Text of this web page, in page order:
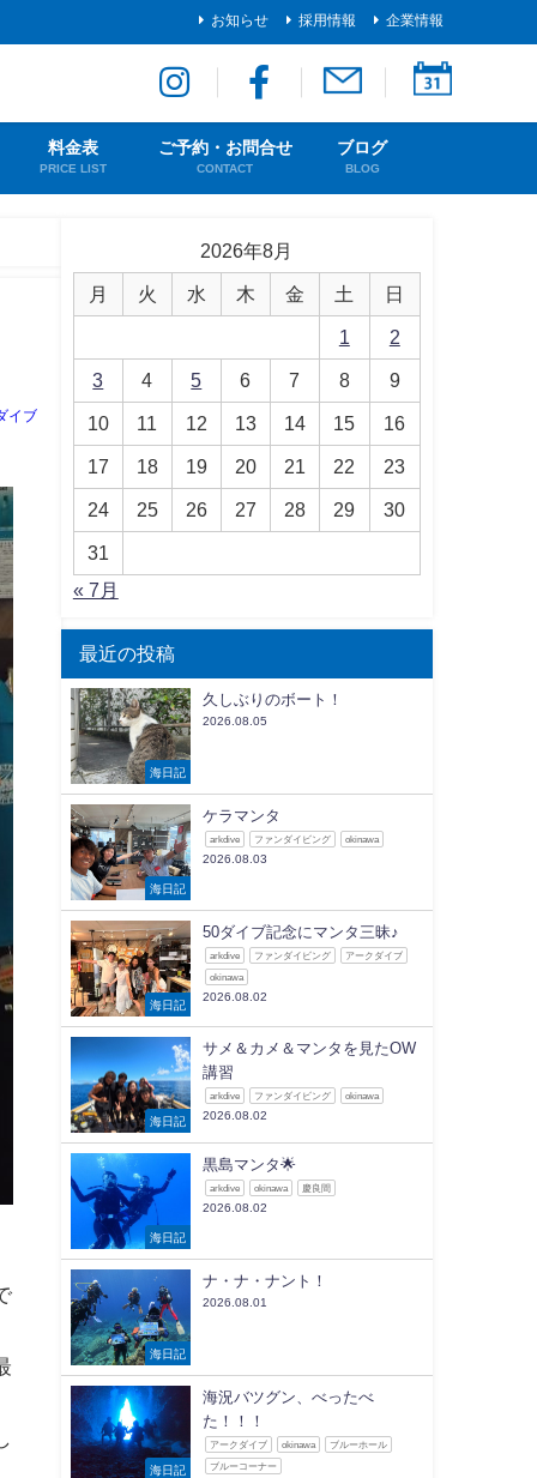
お知らせ 採用情報 企業情報
料金表
PRICE LIST
ご予約・お問合せ
CONTACT
ブログ
BLOG
イブ
2026年8月
月 火 水 木 金 土 日
1 2
3 4 5 6 7 8 9
10 11 12 13 14 15 16
17 18 19 20 21 22 23
24 25 26 27 28 29 30
31
« 7月
最近の投稿
海日記
久しぶりのボート！
2026.08.05
海日記
ケラマンタ
arkdive ファンダイビング okinawa
2026.08.03
海日記
50ダイブ記念にマンタ三昧♪
arkdive ファンダイビング アークダイブ
okinawa
2026.08.02
海日記
サメ＆カメ＆マンタを見たOW
講習
arkdive ファンダイビング okinawa
2026.08.02
海日記
黒島マンタ🌟
arkdive okinawa 慶良間
2026.08.02
海日記
ナ・ナ・ナント！
2026.08.01
海日記
海況バツグン、べったべ
た！！！
アークダイブ okinawa ブルーホール
ブルーコーナー